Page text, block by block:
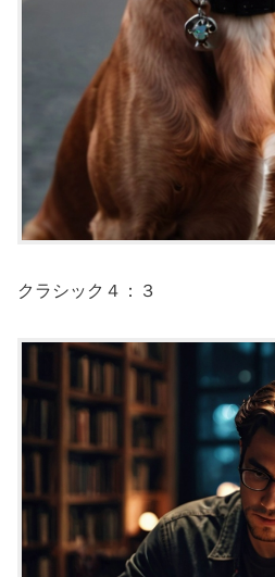
クラシック４：３